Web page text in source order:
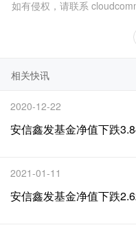
如有侵权，请联系
相关快讯
2020-12-22
安信鑫发基金净值下跌
2021-01-11
安信鑫发基金净值下跌